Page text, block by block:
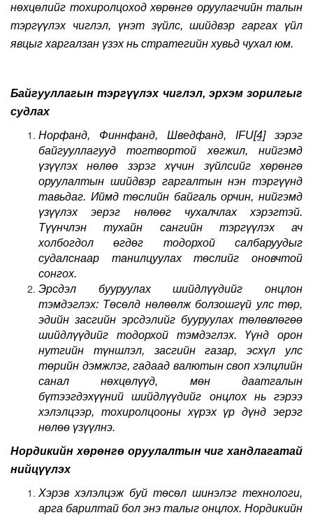
нөхцөлийг тохиролцоход хөрөнгө оруулагчийн талын
тэргүүлэх чиглэл, үнэт зүйлс, шийдвэр гаргах үйл
явцыг харгалзан үзэх нь стратегийн хувьд чухал юм.
Байгууллагын тэргүүлэх чиглэл, эрхэм зорилгыг
судлах
Норфанд, Финнфанд, Шведфанд, IFU[4]зэрэг
байгууллагууд тогтвортой хөгжил, нийгэмд
үзүүлэх нөлөө зэрэг хүчин зүйлсийг хөрөнгө
оруулалтын шийдвэр гаргалтын нэн тэргүүнд
тавьдаг. Иймд төслийн байгаль орчин, нийгэмд
үзүүлэх эерэг нөлөөг чухалчлах хэрэгтэй.
Түүнчлэн тухайн сангийн тэргүүлэх ач
холбогдол өгдөг тодорхой салбаруудыг
судалснаар танилцуулах төслийг оновчтой
сонгох.
Эрсдэл бууруулах шийдлүүдийг онцлон
тэмдэглэх: Төсөлд нөлөөлж болзошгүй улс төр,
эдийн засгийн эрсдэлийг бууруулах төлөвлөгөө
шийдлүүдийг тодорхой тэмдэглэх. Үүнд орон
нутгийн түншлэл, засгийн газар, эсхүл улс
төрийн дэмжлэг, гадаад валютын своп хэлцлийн
санал нөхцөлүүд, мөн даатгалын
бүтээгдэхүүний шийдлүүдийг онцлох нь гэрээ
хэлэлцээр, тохиролцооны хүрэх үр дүнд эерэг
нөлөө үзүүлнэ.
Нордикийн хөрөнгө оруулалтын чиг хандлагатай
нийцүүлэх
Хэрэв хэлэлцэж буй төсөл шинэлэг технологи,
арга барилтай бол энэ талыг онцлох. Нордикийн